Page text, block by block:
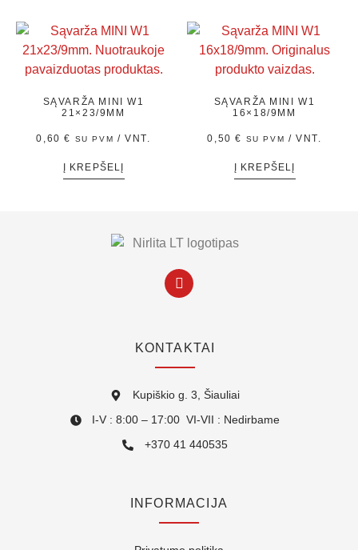
SĄVARŽA MINI W1
21×23/9MM
0,60€ SU PVM / VNT.
Į KREPŠELĮ
SĄVARŽA MINI W1
16×18/9MM
0,50€ SU PVM / VNT.
Į KREPŠELĮ
KONTAKTAI
Kupiškio g. 3, Šiauliai
I-V : 8:00 – 17:00 VI-VII : Nedirbame
+370 41 440535
INFORMACIJA